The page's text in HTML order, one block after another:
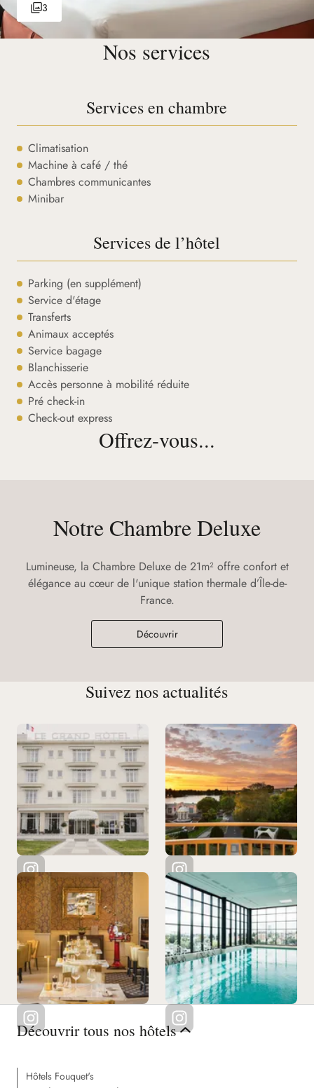
3
Nos services
Services en chambre
Climatisation
Machine à café / thé
Chambres communicantes
Minibar
Services de l’hôtel
Parking (en supplément)
Service d'étage
Transferts
Animaux acceptés
Service bagage
Blanchisserie
Accès personne à mobilité réduite
Pré check-in
Check-out express
Offrez-vous...
Notre Chambre Deluxe
Lumineuse, la Chambre Deluxe de 21m² offre confort et
élégance au cœur de l'unique station thermale d’Île-de-
France.
Découvrir
Suivez nos actualités
Découvrir tous nos hôtels
Hôtels Fouquet's